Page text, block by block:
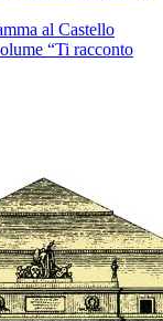
al Castello
“Ti racconto